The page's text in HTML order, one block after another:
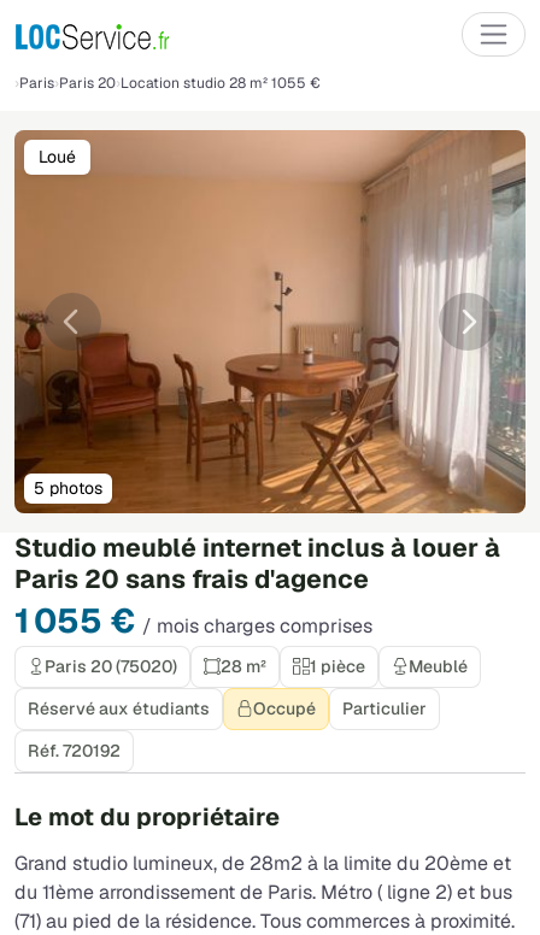
Paris Paris 20 Location studio 28 m² 1055 €
Studio meublé internet inclus à louer à
Paris 20 sans frais d'agence
1 055 € / mois charges comprises
Précédente
5 photos
Loué
Paris 20 (75020) 28 m² 1 pièce
Meublé
Réservé aux étudiants
Occupé
Particulier
Réf. 720192
Le mot du propriétaire
Grand studio lumineux, de 28m2 à la limite du 20ème et
du 11ème arrondissement de Paris. Métro ( ligne 2) et bus
(71) au pied de la résidence. Tous commerces à proximité.